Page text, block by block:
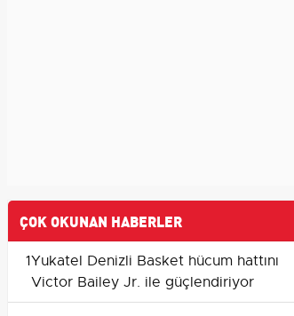
ÇOK OKUNAN HABERLER
1Yukatel Denizli Basket hücum hattını
Victor Bailey Jr. ile güçlendiriyor